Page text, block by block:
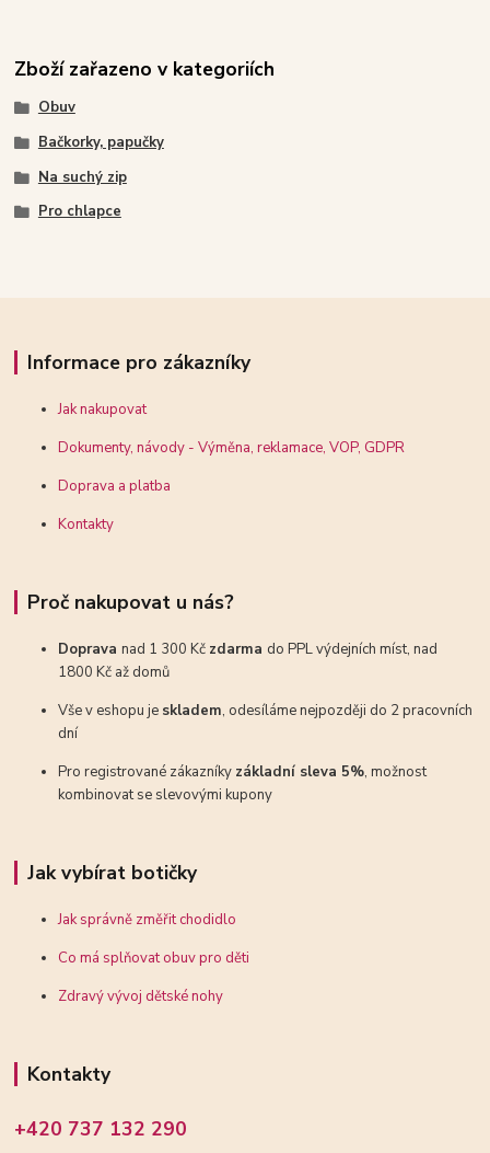
Zboží zařazeno v kategoriích
Obuv
Bačkorky, papučky
Na suchý zip
Pro chlapce
Informace pro zákazníky
Jak nakupovat
Dokumenty, návody - Výměna, reklamace, VOP, GDPR
Doprava a platba
Kontakty
Proč nakupovat u nás?
Dopravanad 1 300 Kč zdarma do PPL výdejních míst, nad
1800 Kč až domů
Vše v eshopu je skladem, odesíláme nejpozději do 2 pracovních
dní
Pro registrované zákazníky základní sleva 5%, možnost
kombinovat se slevovými kupony
Jak vybírat botičky
Jak správně změřit chodidlo
Co má splňovat obuv pro děti
Zdravý vývoj dětské nohy
Kontakty
+420 737 132 290